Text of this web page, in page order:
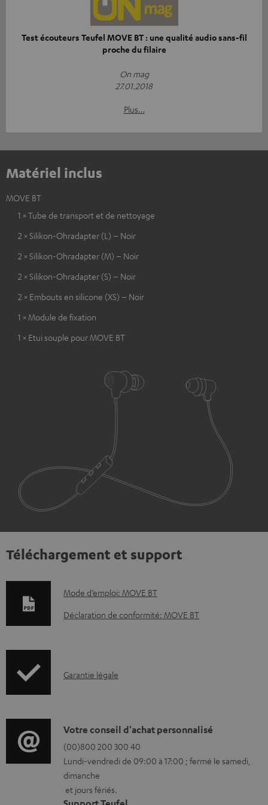
Test écouteurs Teufel MOVE BT : une qualité audio sans-fil
proche du filaire
On mag
27.01.2018
Plus…
Matériel inclus
MOVE BT
1 × Tube de transport et de nettoyage
2 × Silikon-Ohradapter (L) – Noir
2 × Silikon-Ohradapter (M) – Noir
2 × Silikon-Ohradapter (S) – Noir
2 × Embouts en silicone (XS) – Noir
1 × Module de fixation
1 × Etui souple pour MOVE BT
Téléchargement et support
D
o
e
s
t
é
l
Mode d’emploi: MOVE BT
Déclaration de conformité: MOVE BT
I
o
r
m
a
t
Garantie légale
D
é
t
a
Votre conseil d'achat personnalisé
(00)800 200 300 40
Lundi-vendredi de 09:00 à 17:00 ; fermé le samedi,
dimanche
et jours fériés.